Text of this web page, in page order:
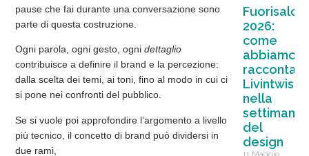
pause che fai durante una conversazione sono
parte di questa costruzione.
Ogni parola, ogni gesto, ognidettaglio
contribuisce a definire il brand e la percezione:
dalla scelta dei temi, ai toni, fino al modo in cui ci
si pone nei confronti del pubblico.
Se si vuole poi approfondire l’argomento a livello
più tecnico, il concetto di brand può dividersi in
due rami,
2026:
come
abbiamo
raccontato
Livintwist
nella
settimana
del
design
11 Maggio